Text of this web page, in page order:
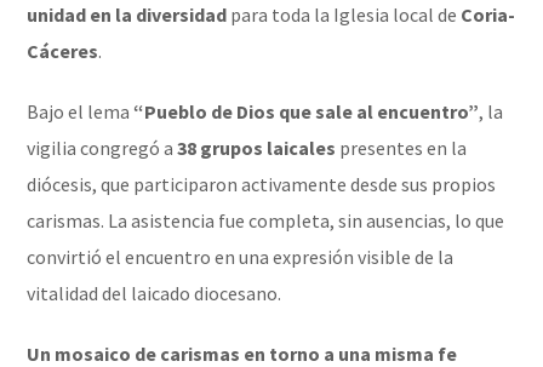
unidad en la diversidad para toda la Iglesia local de Coria-
Cáceres.
Bajo el lema “Pueblo de Dios que sale al encuentro”, la
vigilia congregó a38 grupos laicales presentes en la
diócesis, que participaron activamente desde sus propios
carismas. La asistencia fue completa, sin ausencias, lo que
convirtió el encuentro en una expresión visible de la
vitalidad del laicado diocesano.
Un mosaico de carismas en torno a una misma fe